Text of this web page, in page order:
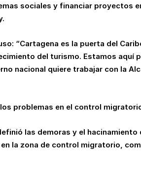
sociales y financiar proyectos
“Cartagena es la puerta del
del turismo. Estamos aquí
nacional quiere trabajar con la
problemas en el control
las demoras y el
la zona de control migratorio,